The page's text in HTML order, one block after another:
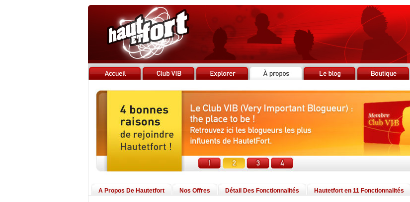
A Propos De Hautetfort Nos Offres Détail Des Fonctionnalités Hautetfort en 11 Fonctionnalités